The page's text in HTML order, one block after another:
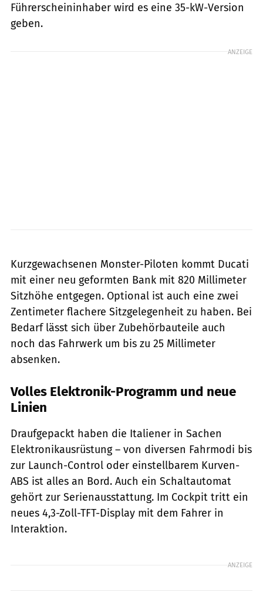
Führerscheininhaber wird es eine 35-kW-Version
geben.
ANZEIGE
Kurzgewachsenen Monster-Piloten kommt Ducati
mit einer neu geformten Bank mit 820 Millimeter
Sitzhöhe entgegen. Optional ist auch eine zwei
Zentimeter flachere Sitzgelegenheit zu haben. Bei
Bedarf lässt sich über Zubehörbauteile auch
noch das Fahrwerk um bis zu 25 Millimeter
absenken.
Volles Elektronik-Programm und neue
Linien
Draufgepackt haben die Italiener in Sachen
Elektronikausrüstung – von diversen Fahrmodi bis
zur Launch-Control oder einstellbarem Kurven-
ABS ist alles an Bord. Auch ein Schaltautomat
gehört zur Serienausstattung. Im Cockpit tritt ein
neues 4,3-Zoll-TFT-Display mit dem Fahrer in
Interaktion.
ANZEIGE